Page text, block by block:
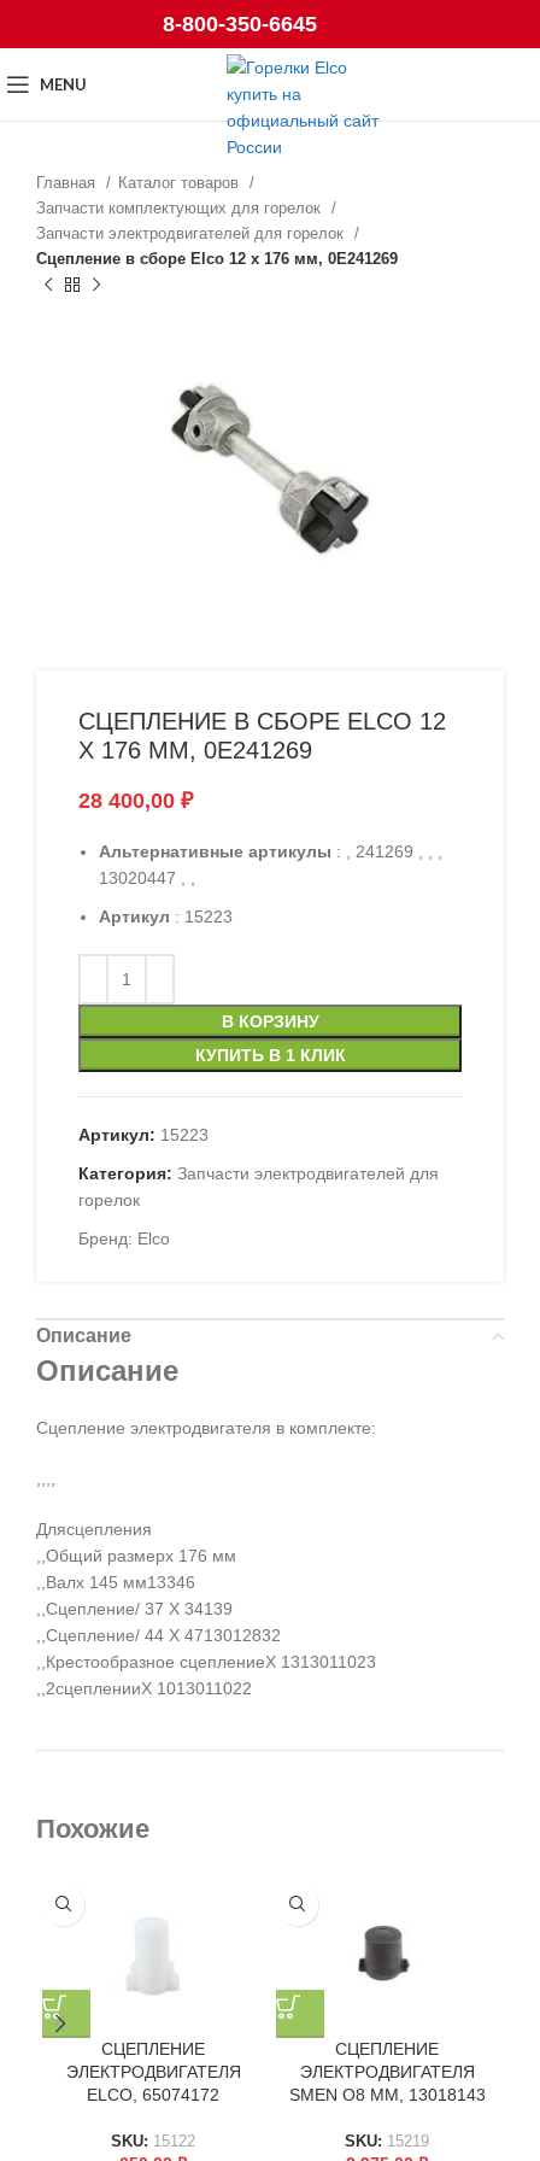
8-800-350-6645
MENU
Главная
Каталог товаров
Запчасти комплектующих для горелок
Запчасти электродвигателей для горелок
Сцепление в сборе Elco 12 x 176 мм, 0E241269
СЦЕПЛЕНИЕ В СБОРЕ ELCO 12
X 176 ММ, 0E241269
28 400,00 ₽
Альтернативные артикулы : , 241269 , , ,
13020447 , ,
Артикул : 15223
В КОРЗИНУ
КУПИТЬ В 1 КЛИК
Артикул: 15223
Категория: Запчасти электродвигателей для
горелок
Бренд: Elco
Описание
Описание
Cцепление электродвигателя в комплекте:
Длясцепления
,,Общий размерх 176 мм
,,Валх 145 мм13346
,,Сцепление/ 37 X 34139
,,Сцепление/ 44 X 4713012832
,,Крестообразное сцеплениеX 1313011023
,,2сцепленииX 1013011022
Похожие
СЦЕПЛЕНИЕ
ЭЛЕКТРОДВИГАТЕЛЯ
ELCO, 65074172
SKU: 15122
СЦЕПЛЕНИЕ
ЭЛЕКТРОДВИГАТЕЛЯ
SMEN O8 ММ, 13018143
SKU: 15219